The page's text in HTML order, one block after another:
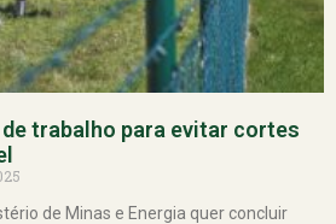
trabalho para evitar cortes
de Minas e Energia quer concluir